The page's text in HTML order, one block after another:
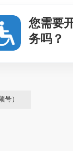
市区政府
号）
您需要
务吗？